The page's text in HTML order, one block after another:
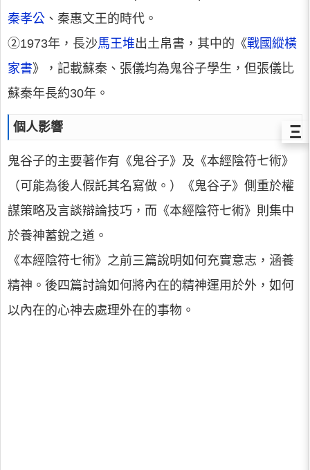
秦孝公 、秦惠文王的時代。
②1973年，長沙馬王堆出土帛書，其中的《戰國縱橫
家書》，記載蘇秦、張儀均為鬼谷子學生，但張儀比
蘇秦年長約30年。
個人影響
鬼谷子的主要著作有《鬼谷子》及《本經陰符七術》
（可能為後人假託其名寫做。）《鬼谷子》側重於權
謀策略及言談辯論技巧，而《本經陰符七術》則集中
於養神蓄銳之道。
《本經陰符七術》之前三篇說明如何充實意志，涵養
精神。後四篇討論如何將內在的精神運用於外，如何
以內在的心神去處理外在的事物。
Ξ